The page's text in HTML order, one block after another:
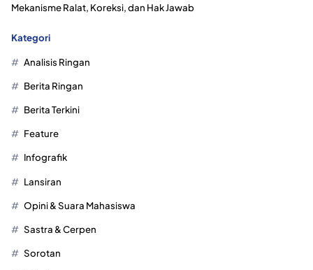
Mekanisme Ralat, Koreksi, dan Hak Jawab
Kategori
Analisis Ringan
Berita Ringan
Berita Terkini
Feature
Infografik
Lansiran
Opini & Suara Mahasiswa
Sastra & Cerpen
Sorotan